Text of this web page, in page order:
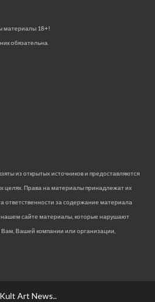
материалы 18+!
обязательна.
из открытых источников и предоставляются
целях. Права на материалы принадлежат их
ответственности за содержание материала
сайте материалы, которые нарушают
Вашей компании или организации,
Kult Art News..